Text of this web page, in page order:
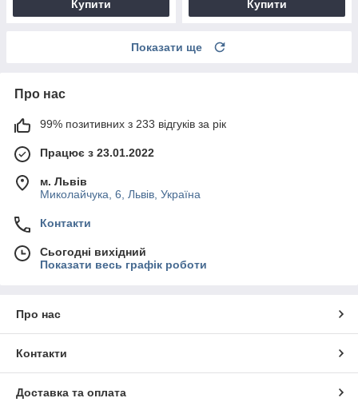
Купити Купити
Показати ще
Про нас
99% позитивних з 233 відгуків за рік
Працює з 23.01.2022
м. Львів
Миколайчука, 6, Львів, Україна
Контакти
Сьогодні вихідний
Показати весь графік роботи
Про нас
Контакти
Доставка та оплата